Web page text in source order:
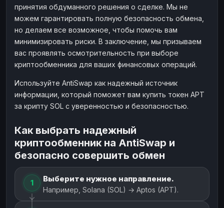
принятия обдуманного решения о сделке. Мы не
можем гарантировать полную безопасность обмена,
но делаем все возможное, чтобы помочь вам
минимизировать риски. В заключение, мы призываем
вас проявлять осмотрительность при выборе
криптообменника для ваших финансовых операций.
Используйте AntiSwap как надежный источник
информации, который поможет вам купить токен APT
за крипту SOL с уверенностью и безопасностью.
Как выбрать надежный
криптообменник на AntiSwap и
безопасно совершить обмен
1 Выберите нужное направление.
Например, Solana (SOL) → Aptos (APT).